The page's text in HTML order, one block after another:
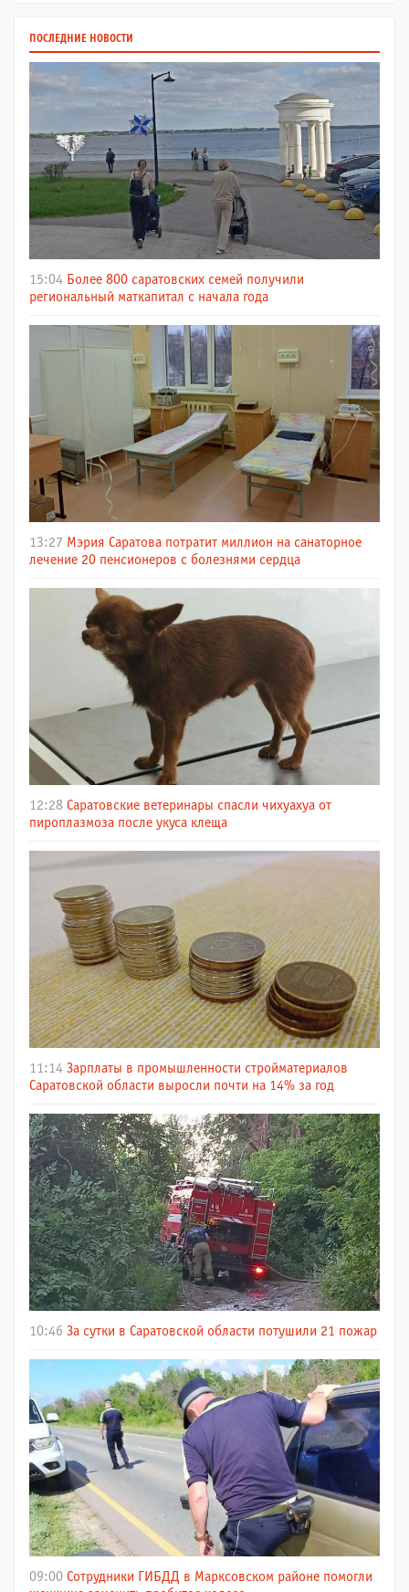
ПОСЛЕДНИЕ НОВОСТИ
15:04 Более 800 саратовских семей получили
региональный маткапитал с начала года
13:27 Мэрия Саратова потратит миллион на санаторное
лечение 20 пенсионеров с болезнями сердца
12:28 Саратовские ветеринары спасли чихуахуа от
пироплазмоза после укуса клеща
11:14 Зарплаты в промышленности стройматериалов
Саратовской области выросли почти на 14% за год
10:46 За сутки в Саратовской области потушили 21 пожар
09:00 Сотрудники ГИБДД в Марксовском районе помогли